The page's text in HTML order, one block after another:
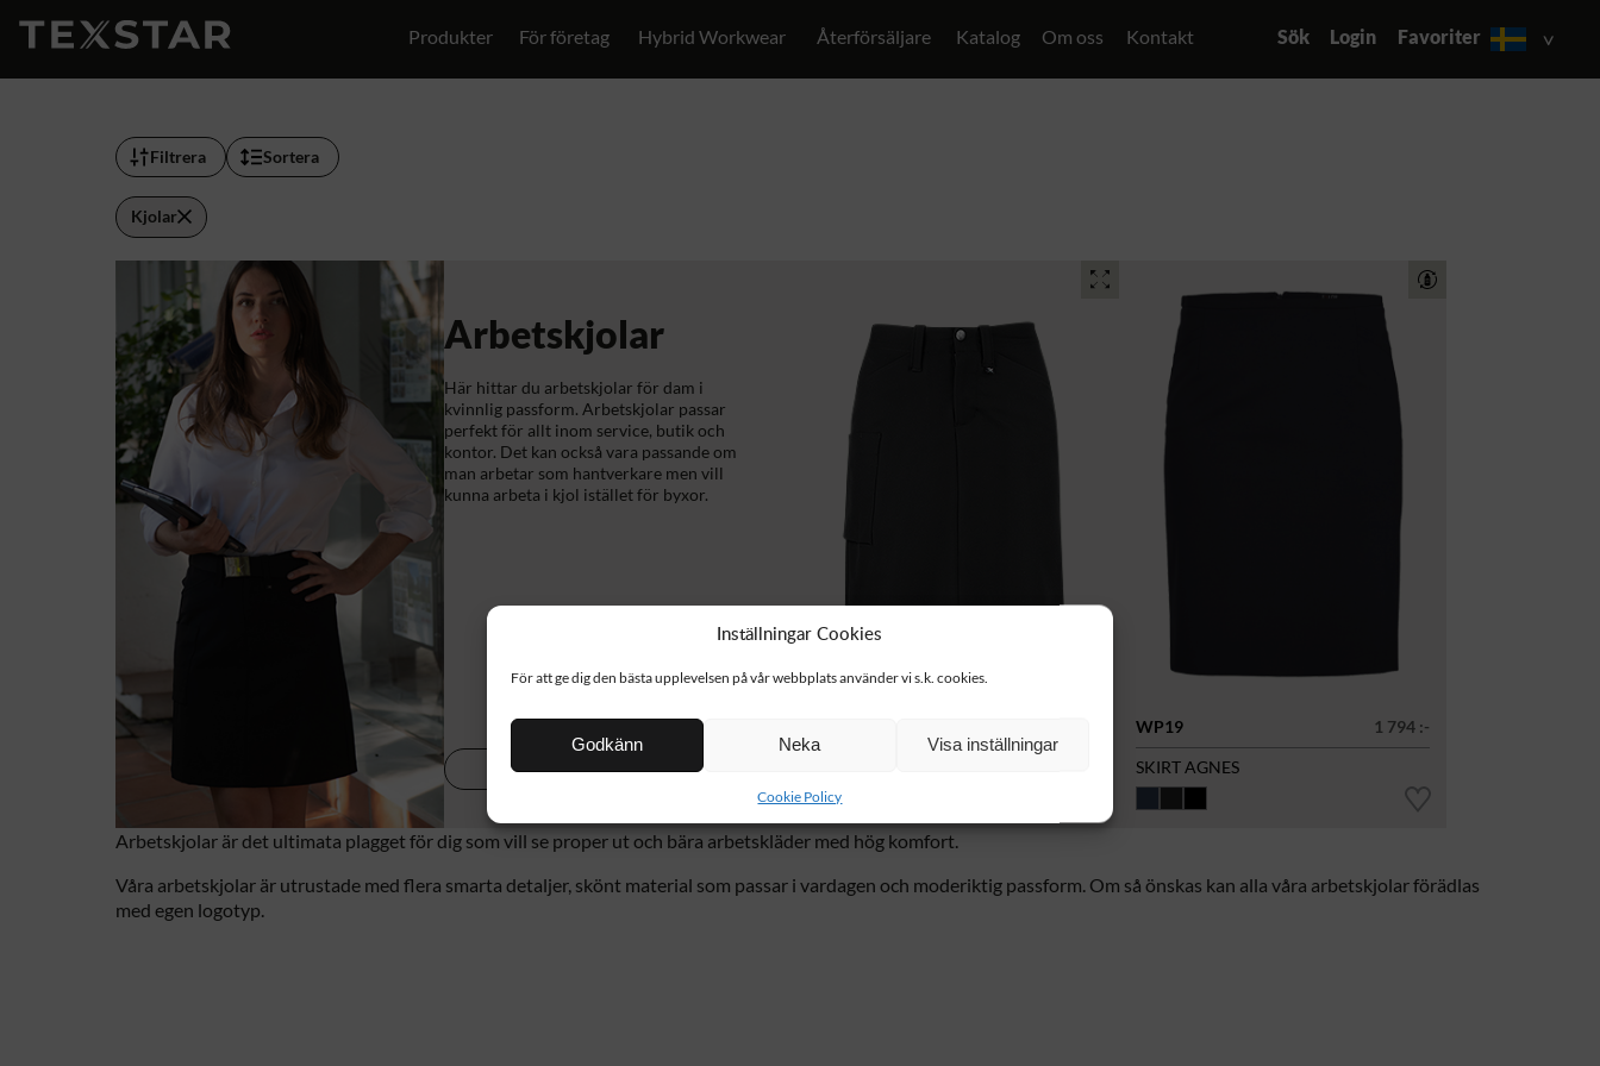
Inställningar Cookies
För att ge dig den bästa upplevelsen på vår webbplats använder vi s.k. cookies.
Godkänn Neka Visa inställningar
Cookie Policy
Produkter För företag Hybrid Workwear Återförsäljare Katalog Om oss Kontakt Sök Login Favoriter
Filtrera Sortera
Kjolar
Arbetskjolar
Här hittar du arbetskjolar för dam i
kvinnlig passform. Arbetskjolar passar
perfekt för allt inom service, butik och
kontor. Det kan också vara passande om
man arbetar som hantverkare men vill
kunna arbeta i kjol istället för byxor.
Dam Herr
WP19
1 794 :-
SKIRT AGNES
Arbetskjolar är det ultimata plagget för dig som vill se proper ut och bära arbetskläder med hög komfort.
Våra arbetskjolar är utrustade med flera smarta detaljer, skönt material som passar i vardagen och moderiktig passform. Om så önskas kan alla våra arbetskjolar förädlas
med egen logotyp.